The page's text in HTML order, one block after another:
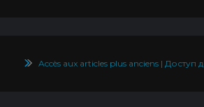
Accès aux articles plus anciens | Доступ